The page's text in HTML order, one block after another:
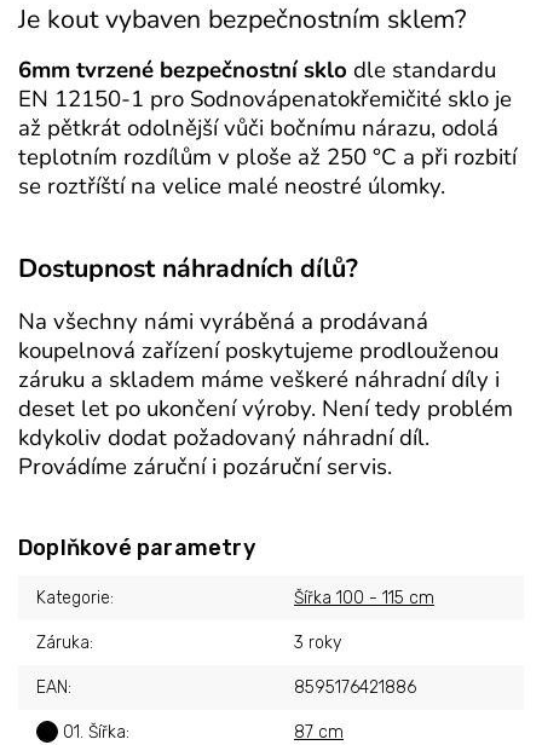
Je kout vybaven bezpečnostním sklem?
6mm tvrzené bezpečnostní sklo dle standardu
EN 12150-1 pro Sodnovápenatokřemičité sklo je
až pětkrát odolnější vůči bočnímu nárazu, odolá
teplotním rozdílům v ploše až 250 °C a při rozbití
se roztříští na velice malé neostré úlomky.
Dostupnost náhradních dílů?
Na všechny námi vyráběná a prodávaná
koupelnová zařízení poskytujeme prodlouženou
záruku a skladem máme veškeré náhradní díly i
deset let po ukončení výroby. Není tedy problém
kdykoliv dodat požadovaný náhradní díl.
Provádíme záruční i pozáruční servis.
Doplňkové parametry
Kategorie: Šířka 100 - 115 cm
Záruka: 3 roky
EAN: 8595176421886
01. Šířka: 87 cm